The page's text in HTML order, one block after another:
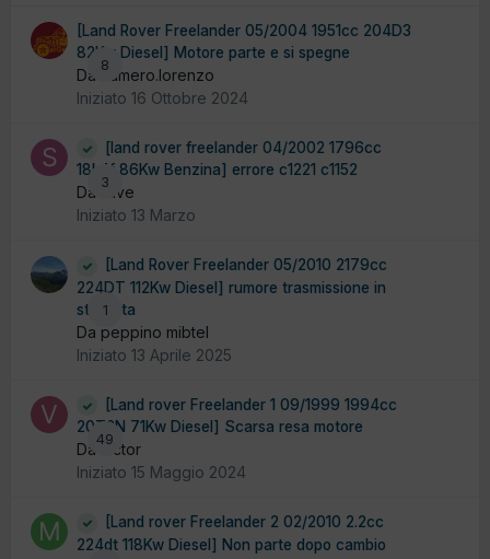
8
[Land Rover Freelander 05/2004 1951cc 204D3
82Kw Diesel] Motore parte e si spegne
Da cumero.lorenzo
Iniziato 16 Ottobre 2024
3
[land rover freelander 04/2002 1796cc
18k4f 86Kw Benzina] errore c1221 c1152
Da stive
Iniziato 13 Marzo
1
[Land Rover Freelander 05/2010 2179cc
224DT 112Kw Diesel] rumore trasmissione in
sterzata
Da peppino mibtel
Iniziato 13 Aprile 2025
49
[Land rover Freelander 1 09/1999 1994cc
20T2N 71Kw Diesel] Scarsa resa motore
Da victor
Iniziato 15 Maggio 2024
[Land rover Freelander 2 02/2010 2.2cc
224dt 118Kw Diesel] Non parte dopo cambio